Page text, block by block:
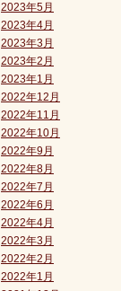
2023年5月
2023年4月
2023年3月
2023年2月
2023年1月
2022年12月
2022年11月
2022年10月
2022年9月
2022年8月
2022年7月
2022年6月
2022年4月
2022年3月
2022年2月
2022年1月